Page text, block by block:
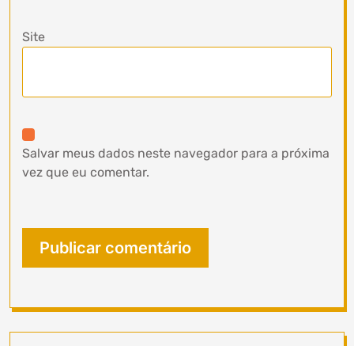
Site
Salvar meus dados neste navegador para a próxima
vez que eu comentar.